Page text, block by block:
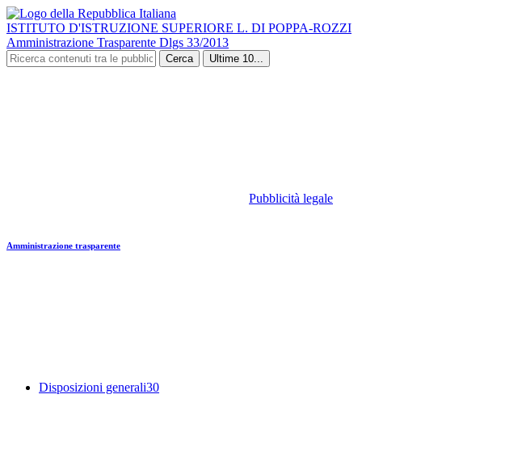
ISTITUTO D'ISTRUZIONE SUPERIORE L. DI POPPA-ROZZI
Amministrazione Trasparente Dlgs 33/2013
Cerca Ultime 10...
Pubblicità legale
Amministrazione trasparente
Disposizioni generali30